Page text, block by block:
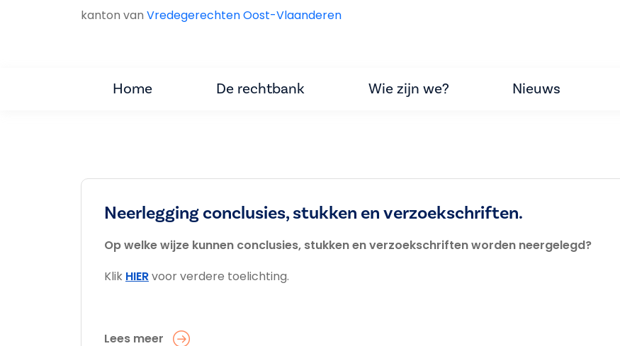
kanton van Vredegerechten Oost-Vlaanderen
Home De rechtbank Wie zijn we? Nieuws
Neerlegging conclusies, stukken en verzoekschriften.
Op welke wijze kunnen conclusies, stukken en verzoekschriften worden neergelegd?
Klik HIERvoor verdere toelichting.
Lees meer